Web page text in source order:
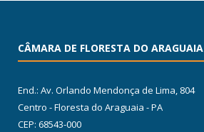
CÂMARA DE FLORESTA DO ARAGUAIA
End.: Av. Orlando Mendonça de Lima, 804
Centro - Floresta do Araguaia - PA
CEP: 68543-000